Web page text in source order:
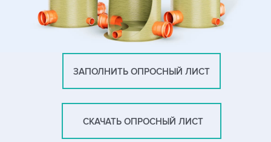
ЗАПОЛНИТЬ ОПРОСНЫЙ ЛИСТ
СКАЧАТЬ ОПРОСНЫЙ ЛИСТ